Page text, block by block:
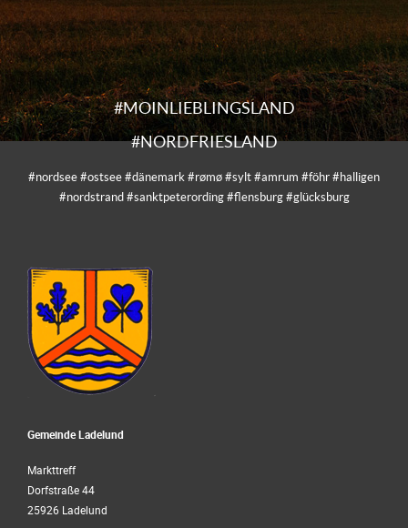
#MOINLIEBLINGSLAND
#NORDFRIESLAND
#nordsee #ostsee #dänemark #rømø #sylt #amrum #föhr #halligen
#nordstrand #sanktpeterording #flensburg #glücksburg
Gemeinde Ladelund
Markttreff
Dorfstraße 44
25926 Ladelund